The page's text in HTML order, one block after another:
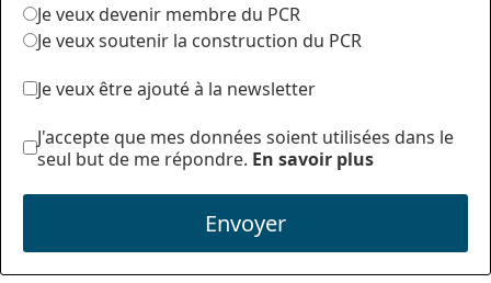
Je veux devenir membre du PCR
Je veux soutenir la construction du PCR
Je veux être ajouté à la newsletter
J'accepte que mes données soient utilisées dans le
seul but de me répondre. En savoir plus
Envoyer